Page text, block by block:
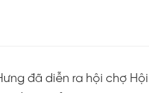
đã diễn ra hội chợ Hội